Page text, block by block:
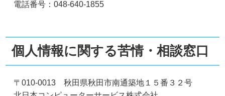
電話番号：048-640-1855
個人情報に関する苦情・相談窓口
〒010-0013 秋田県秋田市南通築地１５番３２号